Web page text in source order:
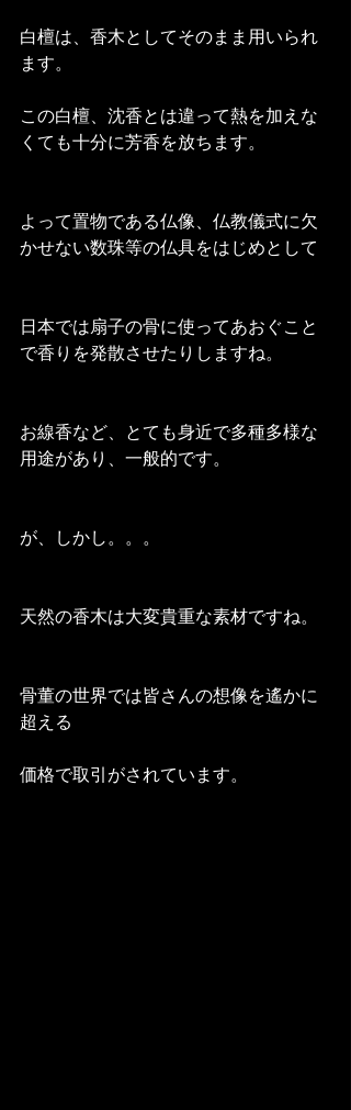
白檀は、香木としてそのまま用いられ
ます。
この白檀、沈香とは違って熱を加えな
くても十分に芳香を放ちます。
よって置物である仏像、仏教儀式に欠
かせない数珠等の仏具をはじめとして
日本では扇子の骨に使ってあおぐこと
で香りを発散させたりしますね。
お線香など、とても身近で多種多様な
用途があり、一般的です。
が、しかし。。。
天然の香木は大変貴重な素材ですね。
骨董の世界では皆さんの想像を遙かに
超える
価格で取引がされています。